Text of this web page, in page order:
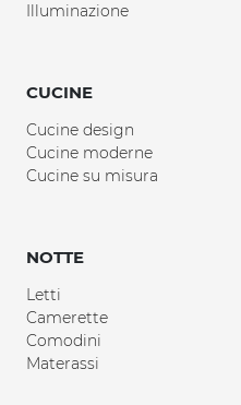
Illuminazione
CUCINE
Cucine design
Cucine moderne
Cucine su misura
NOTTE
Letti
Camerette
Comodini
Materassi